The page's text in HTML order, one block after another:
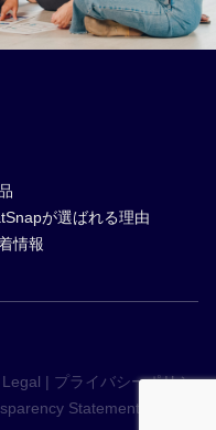
が選ばれる理由
情報
Legal | プライバシーポリシ
Statement